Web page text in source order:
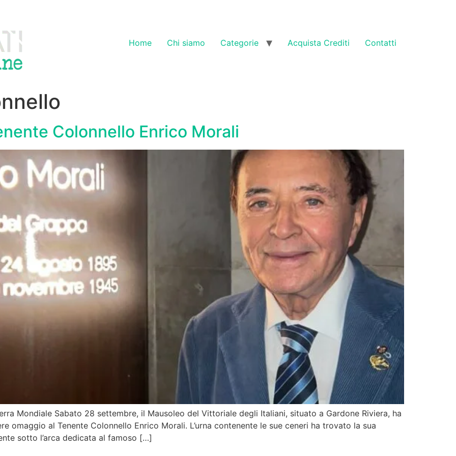
Home
Chi siamo Categorie Acquista Crediti Contatti
Colonnello Enrico Morali
Mondiale Sabato 28 settembre, il Mausoleo del Vittoriale degli Italiani, situato a Gardone Riviera, ha
omaggio al Tenente Colonnello Enrico Morali. L’urna contenente le sue ceneri ha trovato la sua
sotto l’arca dedicata al famoso […]